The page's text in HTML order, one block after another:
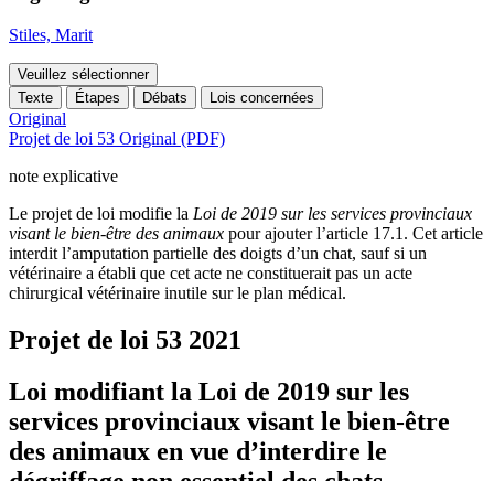
Stiles, Marit
Veuillez sélectionner
Texte
Étapes Débats Lois concernées
Original
Projet de loi 53 Original (PDF)
note explicative
Le projet de loi modifie la Loi de 2019 sur les services provinciaux
visant le bien-être des animaux pour ajouter l’article 17.1. Cet article
interdit l’amputation partielle des doigts d’un chat, sauf si un
vétérinaire a établi que cet acte ne constituerait pas un acte
chirurgical vétérinaire inutile sur le plan médical.
Projet de loi 53 2021
Loi modifiant la Loi de 2019 sur les
services provinciaux visant le bien-être
des animaux en vue d’interdire le